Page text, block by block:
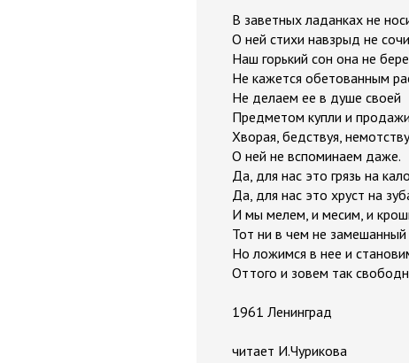
В заветных ладанках не
О ней стихи навзрыд не
Наш горький сон она не
Не кажется обетованным
Не делаем ее в душе своей
Предметом купли и
Хворая, бедствуя,
О ней не вспоминаем даже.
Да, для нас это грязь на
Да, для нас это хруст на
И мы мелем, и месим, и
Тот ни в чем не замешанный
Но ложимся в нее и
Оттого и зовем так
1961 Ленинград
читает И.Чурикова